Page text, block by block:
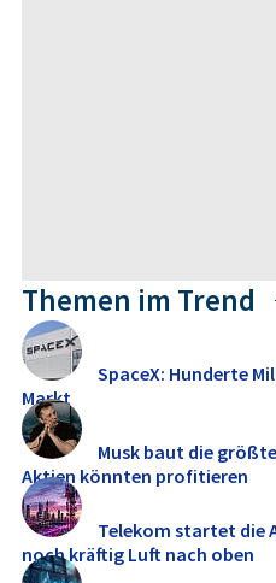
Themen im Trend
SpaceX: Hunderte
Markt
Musk baut die
Aktien könnten profitieren
Telekom startet die
noch kräftig Luft nach oben